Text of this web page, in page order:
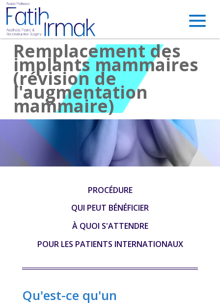
Remplacement des
implants mammaires
(révision de
l'augmentation
mammaire)
PROCÉDURE
QUI PEUT BÉNÉFICIER
À QUOI S'ATTENDRE
POUR LES PATIENTS INTERNATIONAUX
Qu'est-ce qu'un